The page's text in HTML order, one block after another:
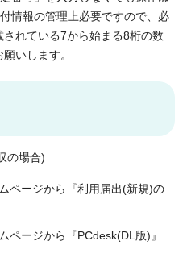
情報の管理上必要ですので、必
れている7から始まる8桁の数
いします。
の場合)
ページから『利用届出(新規)の
ページから『PCdesk(DL版)』